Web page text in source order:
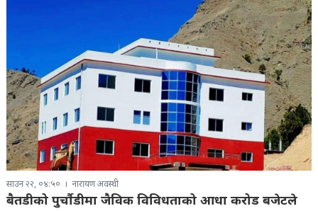
साउन २२, ०४:५० नारायण अवस्थी
बैतडीको पुर्चौडीमा जैविक विविधताको आधा करोड बजेटले